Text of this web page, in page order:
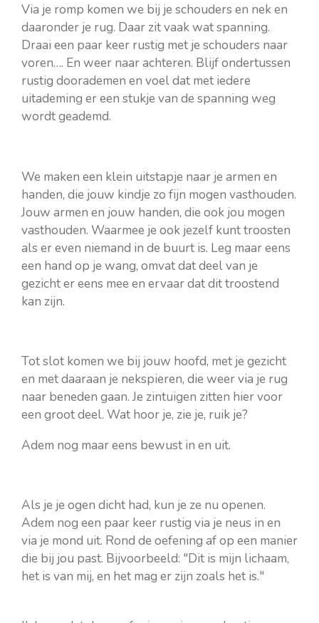
Via je romp komen we bij je schouders en nek en
daaronder je rug. Daar zit vaak wat spanning.
Draai een paar keer rustig met je schouders naar
voren…. En weer naar achteren. Blijf ondertussen
rustig doorademen en voel dat met iedere
uitademing er een stukje van de spanning weg
wordt geademd.
We maken een klein uitstapje naar je armen en
handen, die jouw kindje zo fijn mogen vasthouden.
Jouw armen en jouw handen, die ook jou mogen
vasthouden. Waarmee je ook jezelf kunt troosten
als er even niemand in de buurt is. Leg maar eens
een hand op je wang, omvat dat deel van je
gezicht er eens mee en ervaar dat dit troostend
kan zijn.
Tot slot komen we bij jouw hoofd, met je gezicht
en met daaraan je nekspieren, die weer via je rug
naar beneden gaan. Je zintuigen zitten hier voor
een groot deel. Wat hoor je, zie je, ruik je?
Adem nog maar eens bewust in en uit.
Als je je ogen dicht had, kun je ze nu openen.
Adem nog een paar keer rustig via je neus in en
via je mond uit. Rond de oefening af op een manier
die bij jou past. Bijvoorbeeld: "Dit is mijn lichaam,
het is van mij, en het mag er zijn zoals het is."